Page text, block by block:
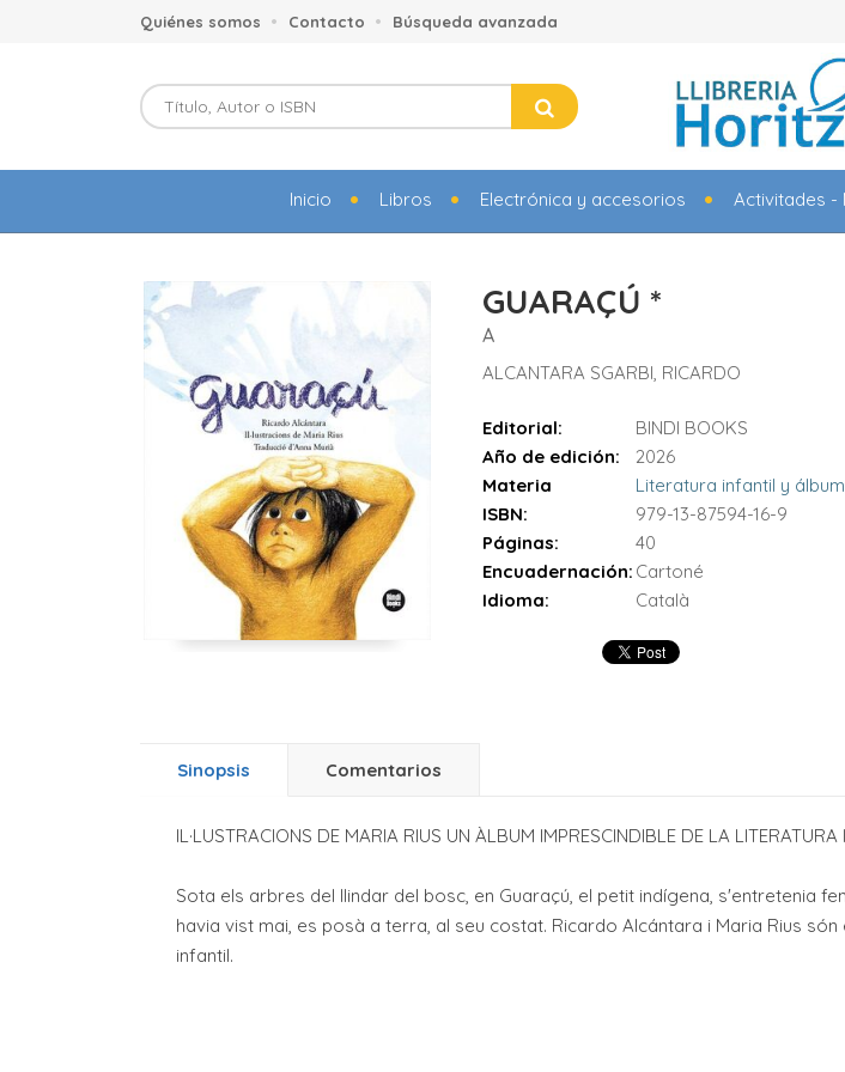
Quiénes somos Contacto Búsqueda avanzada
Inicio Libros Electrónica y accesorios Activitades -
GUARAÇÚ *
A
ALCANTARA SGARBI, RICARDO
Editorial:
BINDI BOOKS
Año de edición:
2026
Materia
Literatura infantil y
ISBN:
979-13-87594-16-9
Páginas:
40
Encuadernación: Cartoné
Idioma:
Català
Sinopsis Comentarios
IL·LUSTRACIONS DE MARIA RIUS UN ÀLBUM IMPRESCINDIBLE DE LA LITERATURA
Sota els arbres del llindar del bosc, en Guaraçú, el petit indígena, s'entretenia
havia vist mai, es posà a terra, al seu costat. Ricardo Alcántara i Maria Rius
infantil.